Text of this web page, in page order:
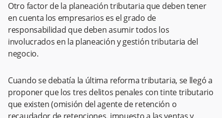
Otro factor de la planeación tributaria que deben tener
en cuenta los empresarios es el grado de
responsabilidad que deben asumir todos los
involucrados en la planeación y gestión tributaria del
negocio.
Cuando se debatía la última reforma tributaria, se llegó a
proponer que los tres delitos penales con tinte tributario
que existen (omisión del agente de retención o